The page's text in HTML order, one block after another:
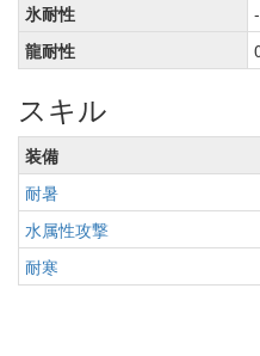
氷耐性
龍耐性
スキル
装備
耐暑
水属性攻撃
耐寒